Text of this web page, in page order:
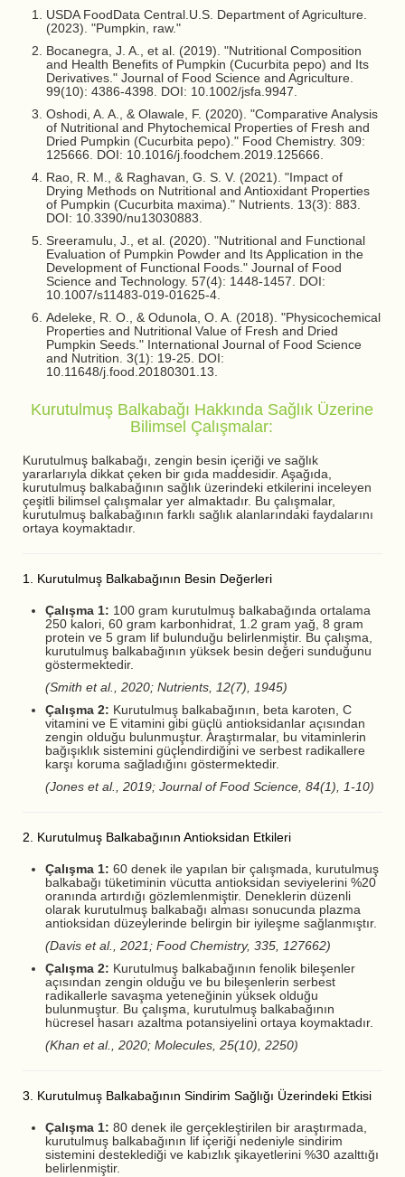
USDA FoodData Central.U.S. Department of Agriculture.
(2023). "Pumpkin, raw."
Bocanegra, J. A., et al. (2019). "Nutritional Composition
and Health Benefits of Pumpkin (Cucurbita pepo) and Its
Derivatives." Journal of Food Science and Agriculture.
99(10): 4386-4398. DOI: 10.1002/jsfa.9947.
Oshodi, A. A., & Olawale, F. (2020). "Comparative Analysis
of Nutritional and Phytochemical Properties of Fresh and
Dried Pumpkin (Cucurbita pepo)." Food Chemistry. 309:
125666. DOI: 10.1016/j.foodchem.2019.125666.
Rao, R. M., & Raghavan, G. S. V. (2021). "Impact of
Drying Methods on Nutritional and Antioxidant Properties
of Pumpkin (Cucurbita maxima)." Nutrients. 13(3): 883.
DOI: 10.3390/nu13030883.
Sreeramulu, J., et al. (2020). "Nutritional and Functional
Evaluation of Pumpkin Powder and Its Application in the
Development of Functional Foods." Journal of Food
Science and Technology. 57(4): 1448-1457. DOI:
10.1007/s11483-019-01625-4.
Adeleke, R. O., & Odunola, O. A. (2018). "Physicochemical
Properties and Nutritional Value of Fresh and Dried
Pumpkin Seeds." International Journal of Food Science
and Nutrition. 3(1): 19-25. DOI:
10.11648/j.food.20180301.13.
Kurutulmuş Balkabağı Hakkında Sağlık Üzerine
Bilimsel Çalışmalar:
Kurutulmuş balkabağı, zengin besin içeriği ve sağlık
yararlarıyla dikkat çeken bir gıda maddesidir. Aşağıda,
kurutulmuş balkabağının sağlık üzerindeki etkilerini inceleyen
çeşitli bilimsel çalışmalar yer almaktadır. Bu çalışmalar,
kurutulmuş balkabağının farklı sağlık alanlarındaki faydalarını
ortaya koymaktadır.
1. Kurutulmuş Balkabağının Besin Değerleri
Çalışma 1: 100 gram kurutulmuş balkabağında ortalama
250 kalori, 60 gram karbonhidrat, 1.2 gram yağ, 8 gram
protein ve 5 gram lif bulunduğu belirlenmiştir. Bu çalışma,
kurutulmuş balkabağının yüksek besin değeri sunduğunu
göstermektedir.
(Smith et al., 2020; Nutrients, 12(7), 1945)
Çalışma 2: Kurutulmuş balkabağının, beta karoten, C
vitamini ve E vitamini gibi güçlü antioksidanlar açısından
zengin olduğu bulunmuştur. Araştırmalar, bu vitaminlerin
bağışıklık sistemini güçlendirdiğini ve serbest radikallere
karşı koruma sağladığını göstermektedir.
(Jones et al., 2019; Journal of Food Science, 84(1), 1-10)
2. Kurutulmuş Balkabağının Antioksidan Etkileri
Çalışma 1: 60 denek ile yapılan bir çalışmada, kurutulmuş
balkabağı tüketiminin vücutta antioksidan seviyelerini %20
oranında artırdığı gözlemlenmiştir. Deneklerin düzenli
olarak kurutulmuş balkabağı alması sonucunda plazma
antioksidan düzeylerinde belirgin bir iyileşme sağlanmıştır.
(Davis et al., 2021; Food Chemistry, 335, 127662)
Çalışma 2: Kurutulmuş balkabağının fenolik bileşenler
açısından zengin olduğu ve bu bileşenlerin serbest
radikallerle savaşma yeteneğinin yüksek olduğu
bulunmuştur. Bu çalışma, kurutulmuş balkabağının
hücresel hasarı azaltma potansiyelini ortaya koymaktadır.
(Khan et al., 2020; Molecules, 25(10), 2250)
3. Kurutulmuş Balkabağının Sindirim Sağlığı Üzerindeki Etkisi
Çalışma 1: 80 denek ile gerçekleştirilen bir araştırmada,
kurutulmuş balkabağının lif içeriği nedeniyle sindirim
sistemini desteklediği ve kabızlık şikayetlerini %30 azalttığı
belirlenmiştir.